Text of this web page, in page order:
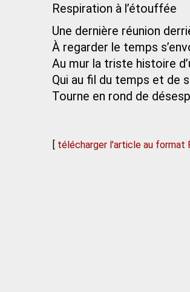
Respiration à l’étouffée
Une dernière réunion
À regarder le temps
Au mur la triste histoire
Qui au fil du temps et de
Tourne en rond de
[ télécharger l'article au format